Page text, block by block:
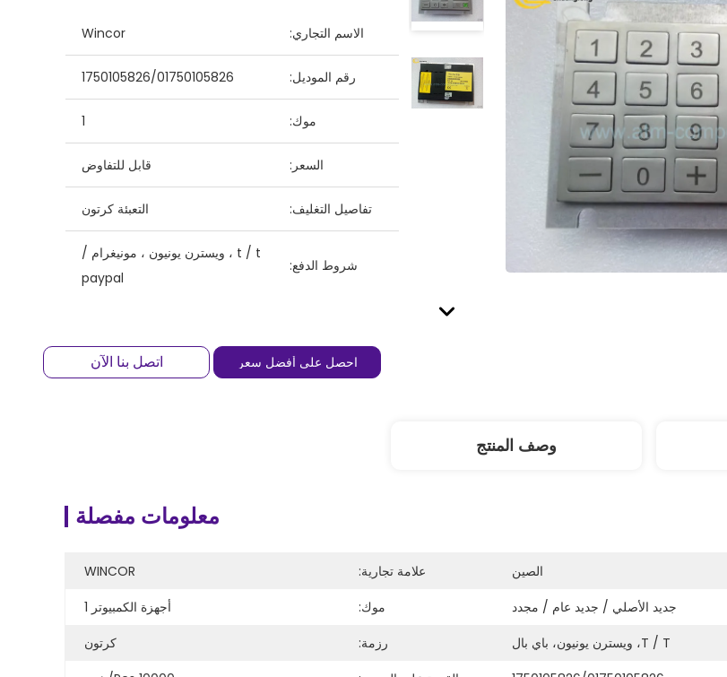
الاسم التجاري: Wincor
رقم الموديل: 1750105826/01750105826
موك: 1
السعر: قابل للتفاوض
تفاصيل التغليف: التعبئة كرتون
شروط الدفع:
t / t ، ويسترن يونيون ، مونيغرام /
paypal
احصل على أفضل سعر اتصل بنا الآن
وصف المنتج
معلومات مفصلة
الصين علامة تجارية:
WINCOR
جديد الأصلي / جديد عام / مجدد موك:
أجهزة الكمبيوتر 1
T / T، ويسترن يونيون، باي بال رزمة:
كرتون